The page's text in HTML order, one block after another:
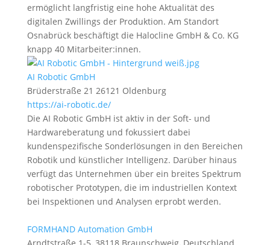
ermöglicht langfristig eine hohe Aktualität des
digitalen Zwillings der Produktion. Am Standort
Osnabrück beschäftigt die Halocline GmbH & Co. KG
knapp 40 Mitarbeiter:innen.
AI Robotic GmbH
Brüderstraße 21 26121 Oldenburg
https://ai-robotic.de/
Die AI Robotic GmbH ist aktiv in der Soft- und
Hardwareberatung und fokussiert dabei
kundenspezifische Sonderlösungen in den Bereichen
Robotik und künstlicher Intelligenz. Darüber hinaus
verfügt das Unternehmen über ein breites Spektrum
robotischer Prototypen, die im industriellen Kontext
bei Inspektionen und Analysen erprobt werden.
FORMHAND Automation GmbH